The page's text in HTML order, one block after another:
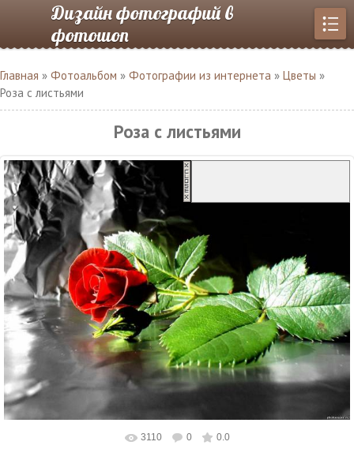
Дизайн фотографий в
фотошоп
Главная » Фотоальбом » Фотографии из интернета » Цветы »
Роза с листьями
Роза с листьями
В реальном размере 1500x1125
3110 0 0.0